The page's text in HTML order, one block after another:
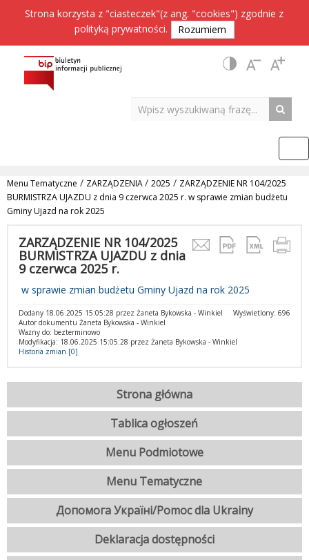
Strona korzysta z "ciasteczek"(z ang. "cookies") zgodnie z
polityką prywatności. Rozumiem
Menu Tematyczne / ZARZĄDZENIA/ 2025 / ZARZĄDZENIE NR 104/2025
BURMISTRZA UJAZDU z dnia 9 czerwca 2025 r. w sprawie zmian budżetu
Gminy Ujazd na rok 2025
ZARZĄDZENIE NR 104/2025
BURMISTRZA UJAZDU z dnia
9 czerwca 2025 r.
w sprawie zmian budżetu Gminy Ujazd na rok 2025
Wyświetlony: 696
Dodany 18.06.2025 15:05:28 przez Żaneta Bykowska - Winkiel
Autor dokumentu Żaneta Bykowska - Winkiel
Ważny do: bezterminowo
Modyfikacja: 18.06.2025 15:05:28 przez Żaneta Bykowska - Winkiel
Historia zmian [0]
Strona główna
Tablica ogłoszeń
Menu Podmiotowe
Menu Tematyczne
Допомога Україні/Pomoc dla Ukrainy
Deklaracja dostępności